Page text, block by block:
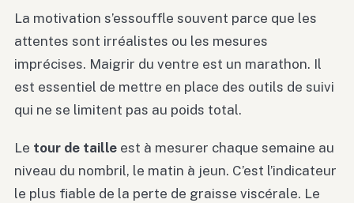
La motivation s’essouffle souvent parce que les
attentes sont irréalistes ou les mesures
imprécises. Maigrir du ventre est un marathon. Il
est essentiel de mettre en place des outils de suivi
qui ne se limitent pas au poids total.
Le tour de taille est à mesurer chaque semaine au
niveau du nombril, le matin à jeun. C’est l’indicateur
le plus fiable de la perte de graisse viscérale. Le